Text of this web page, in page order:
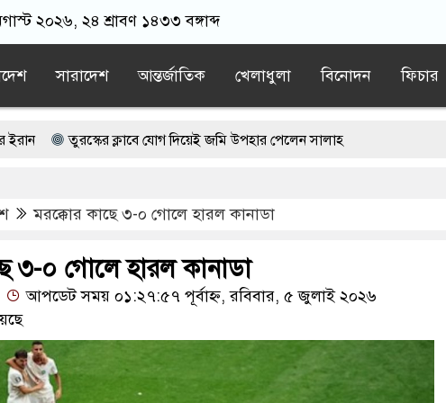
২০২৬, ২৪ শ্রাবণ ১৪৩৩ বঙ্গাব্দ
সারাদেশ আন্তর্জাতিক খেলাধুলা বিনোদন ফিচার
ক্লাবে যোগ দিয়েই জমি উপহার পেলেন সালাহ
ক্যানসারের ঝুঁকি বাড়ছে
সঙ্গে প্রথম বেইমানি করেছেন জামায়াতে আমির: রাশেদ খান
নছিমনের মুখোমুখি সংঘর্ষে নিহত ৩
মরক্কোর কাছে ৩-০ গোলে হারল কানাডা
৩-০ গোলে হারল কানাডা
আপডেট সময় ০১:২৭:৫৭ পূর্বাহ্ন, রবিবার, ৫ জুলাই ২০২৬